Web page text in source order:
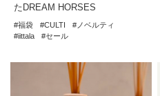
たDREAM HORSES
福袋 CULTI
ノベルティ
iittala
セール